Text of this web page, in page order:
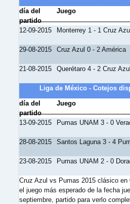
día del
partido
Juego
12-09-2015 Monterrey 1 - 1 Cruz Azul
29-08-2015 Cruz Azul 0 - 2 América
21-08-2015 Querétaro 4 - 2 Cruz Azul
Liga de México - Cotejos
día del
partido
Juego
13-09-2015 Pumas UNAM 3 - 0
28-08-2015 Santos Laguna 3 - 4
23-08-2015 Pumas UNAM 2 - 0
Cruz Azul vs Pumas 2015 clásico en
el juego más esperado de la fecha
septiembre, partido para verlo